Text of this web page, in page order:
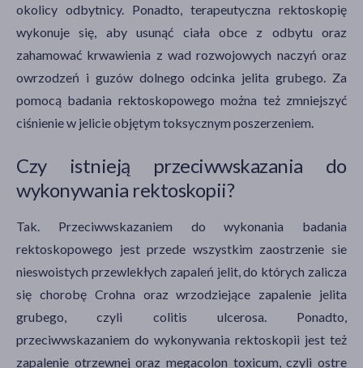
okolicy odbytnicy. Ponadto, terapeutyczna rektoskopię
wykonuje się, aby usunąć ciała obce z odbytu oraz
zahamować krwawienia z wad rozwojowych naczyń oraz
owrzodzeń i guzów dolnego odcinka jelita grubego. Za
pomocą badania rektoskopowego można też zmniejszyć
ciśnienie w jelicie objętym toksycznym poszerzeniem.
Czy istnieją przeciwwskazania do
wykonywania rektoskopii?
Tak. Przeciwwskazaniem do wykonania badania
rektoskopowego jest przede wszystkim zaostrzenie sie
nieswoistych przewlekłych zapaleń jelit, do których zalicza
się chorobę Crohna oraz wrzodziejące zapalenie jelita
grubego, czyli colitis ulcerosa. Ponadto,
przeciwwskazaniem do wykonywania rektoskopii jest też
zapalenie otrzewnej oraz megacolon toxicum, czyli ostre